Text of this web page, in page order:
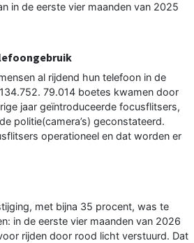
in de eerste vier maanden van 2025
al rijdend hun telefoon in de
79.014 boetes kwamen door
jaar geïntroduceerde focusflitsers,
politie(camera’s) geconstateerd.
operationeel en dat worden er
met bijna 35 procent, was te
in de eerste vier maanden van 2026
rijden door rood licht verstuurd. Dat